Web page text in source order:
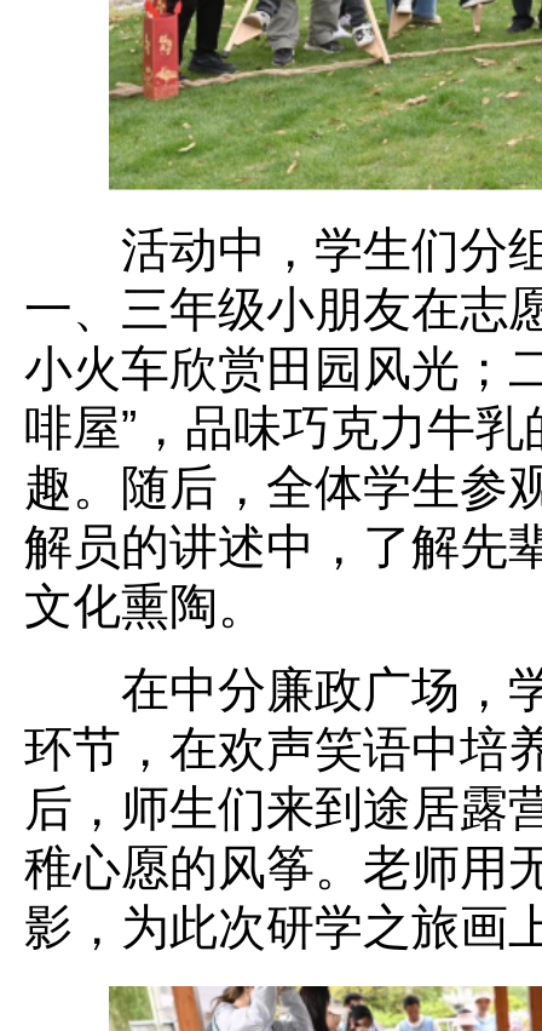
活动中，学生们分组
一、三年级小朋友在志
小火车欣赏田园风光；
啡屋”，品味巧克力牛
趣。随后，全体学生参
解员的讲述中，了解先
文化熏陶。
在中分廉政广场，学
环节，在欢声笑语中培
后，师生们来到途居露
稚心愿的风筝。老师用
影，为此次研学之旅画